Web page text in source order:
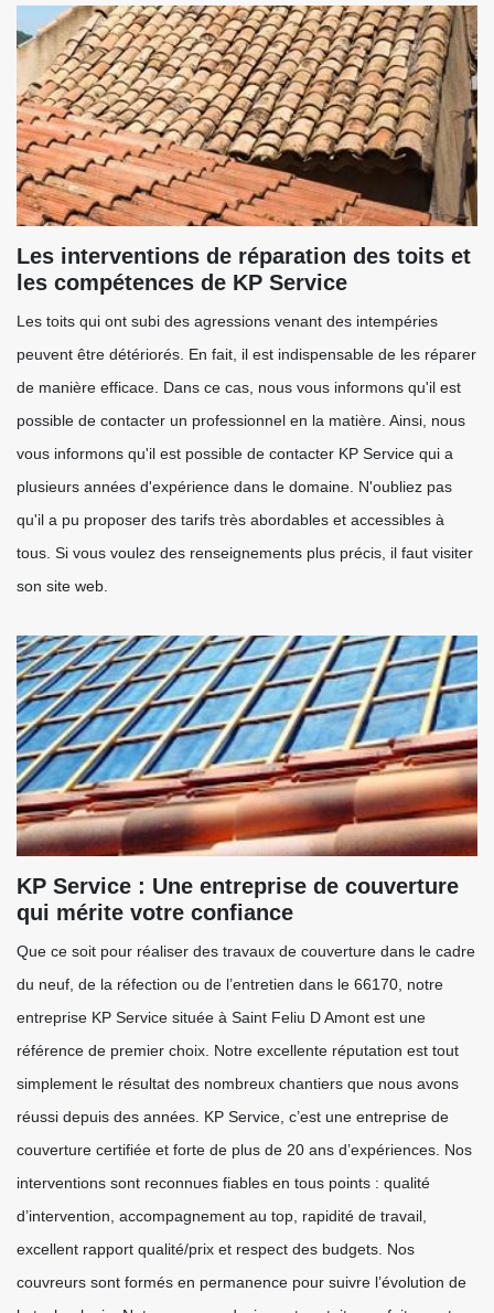
Les interventions de réparation des toits et
les compétences de KP Service
Les toits qui ont subi des agressions venant des intempéries
peuvent être détériorés. En fait, il est indispensable de les réparer
de manière efficace. Dans ce cas, nous vous informons qu'il est
possible de contacter un professionnel en la matière. Ainsi, nous
vous informons qu'il est possible de contacter KP Service qui a
plusieurs années d'expérience dans le domaine. N'oubliez pas
qu'il a pu proposer des tarifs très abordables et accessibles à
tous. Si vous voulez des renseignements plus précis, il faut visiter
son site web.
KP Service : Une entreprise de couverture
qui mérite votre confiance
Que ce soit pour réaliser des travaux de couverture dans le cadre
du neuf, de la réfection ou de l’entretien dans le 66170, notre
entreprise KP Service située à Saint Feliu D Amont est une
référence de premier choix. Notre excellente réputation est tout
simplement le résultat des nombreux chantiers que nous avons
réussi depuis des années. KP Service, c’est une entreprise de
couverture certifiée et forte de plus de 20 ans d’expériences. Nos
interventions sont reconnues fiables en tous points : qualité
d’intervention, accompagnement au top, rapidité de travail,
excellent rapport qualité/prix et respect des budgets. Nos
couvreurs sont formés en permanence pour suivre l’évolution de